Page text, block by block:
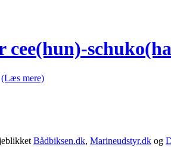
cee(hun)-
(Læs mere)
Bådbiksen.dk, Marineudstyr.dk og